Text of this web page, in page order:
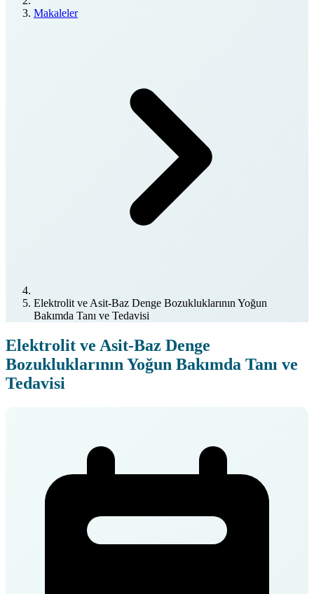
Makaleler
Elektrolit ve Asit-Baz Denge Bozukluklarının Yoğun
Bakımda Tanı ve Tedavisi
Elektrolit ve Asit-Baz Denge
Bozukluklarının Yoğun Bakımda Tanı ve
Tedavisi